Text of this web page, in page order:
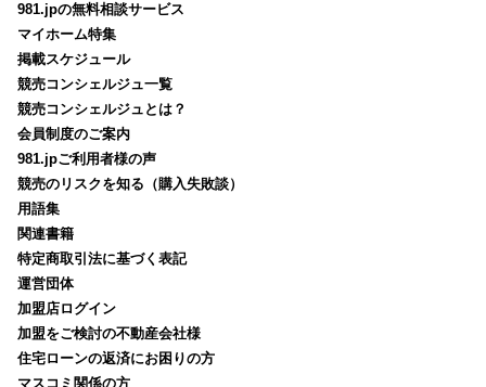
981.jpの無料相談サービス
マイホーム特集
掲載スケジュール
競売コンシェルジュ一覧
競売コンシェルジュとは？
会員制度のご案内
981.jpご利用者様の声
競売のリスクを知る（購入失敗談）
用語集
関連書籍
特定商取引法に基づく表記
運営団体
加盟店ログイン
加盟をご検討の不動産会社様
住宅ローンの返済にお困りの方
マスコミ関係の方